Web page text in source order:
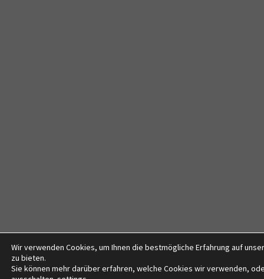
Wir verwenden Cookies, um Ihnen die bestmögliche Erfahrung auf
zu bieten.
Sie können mehr darüber erfahren, welche Cookies wir verwenden,